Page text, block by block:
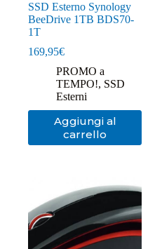
SSD Esterno Synology
BeeDrive 1TB BDS70-
1T
169,95€
PROMO a
TEMPO!, SSD
Esterni
Aggiungi al
carrello